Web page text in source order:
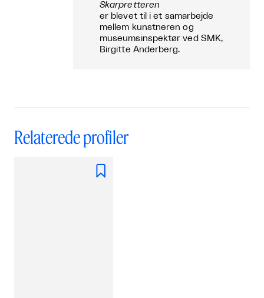
Skarpretteren
er blevet til i et samarbejde
mellem kunstneren og
museumsinspektør ved SMK,
Birgitte Anderberg.
Relaterede profiler
